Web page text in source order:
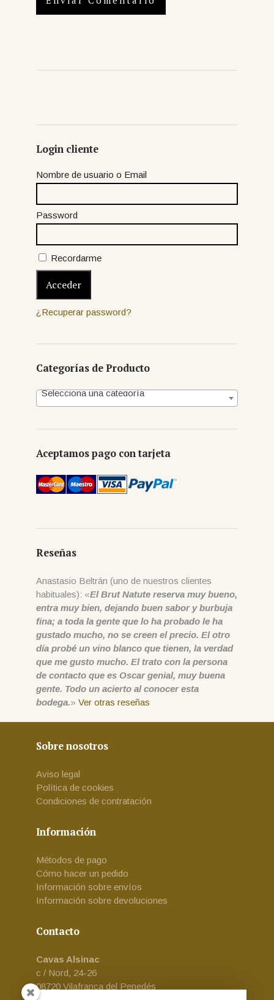
Login cliente
Nombre de usuario o Email
Password
Recordarme
¿Recuperar password?
Categorías de Producto
Selecciona una categoría
Aceptamos pago con tarjeta
Reseñas
Anastasio Beltrán (uno de nuestros clientes
habituales): «El Brut Natute reserva muy bueno,
entra muy bien, dejando buen sabor y burbuja
fina; a toda la gente que lo ha probado le ha
gustado mucho, no se creen el precio. El otro
día probé un vino blanco que tienen, la verdad
que me gusto mucho. El trato con la persona
de contacto que es Oscar genial, muy buena
gente. Todo un acierto al conocer esta
bodega.» Ver otras reseñas
Sobre nosotros
Aviso legal
Política de cookies
Condiciones de contratación
Información
Métodos de pago
Cómo hacer un pedido
Información sobre envíos
Información sobre devoluciones
Contacto
Cavas Alsinac
c / Nord, 24-26
08720 Vilafranca del Penedés